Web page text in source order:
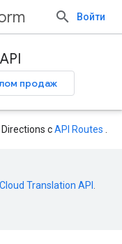
Войти
продаж
сAPI Routes
Cloud Translation API